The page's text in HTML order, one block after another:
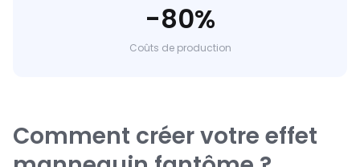
-80%
Coûts de production
Comment créer votre effet